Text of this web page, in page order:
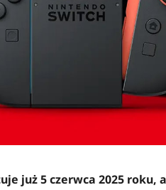
już 5 czerwca 2025 roku,